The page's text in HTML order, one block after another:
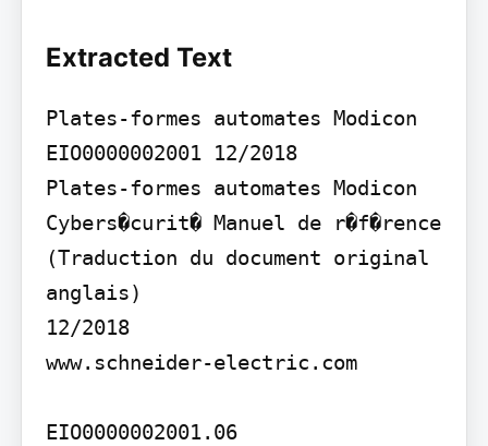
Extracted Text
Plates-formes automates Modicon
EIO0000002001 12/2018
Plates-formes automates Modicon
Cybers�curit� Manuel de r�f�rence
(Traduction du document original
anglais)
12/2018
www.schneider-electric.com
EIO0000002001.06